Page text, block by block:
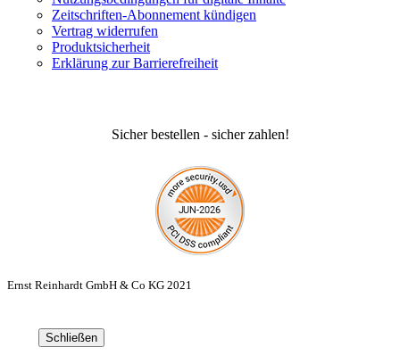
Zeitschriften-Abonnement kündigen
Vertrag widerrufen
Produktsicherheit
Erklärung zur Barrierefreiheit
Sicher bestellen - sicher zahlen!
Ernst Reinhardt GmbH & Co KG 2021
Schließen